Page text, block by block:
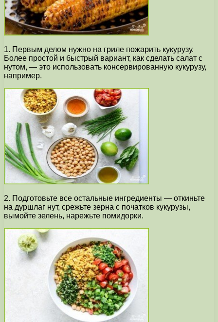
1. Первым делом нужно на гриле пожарить кукурузу.
Более простой и быстрый вариант, как сделать салат с
нутом, — это использовать консервированную кукурузу,
например.
2. Подготовьте все остальные ингредиенты — откиньте
на дуршлаг нут, срежьте зерна с початков кукурузы,
вымойте зелень, нарежьте помидорки.